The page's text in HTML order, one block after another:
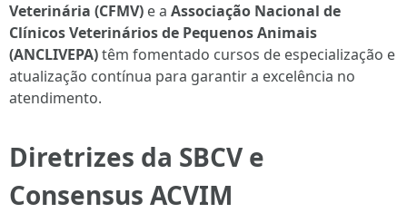
Veterinária (CFMV) e a Associação Nacional de
Clínicos Veterinários de Pequenos Animais
(ANCLIVEPA)têm fomentado cursos de especialização e
atualização contínua para garantir a excelência no
atendimento.
Diretrizes da SBCV e
Consensus ACVIM